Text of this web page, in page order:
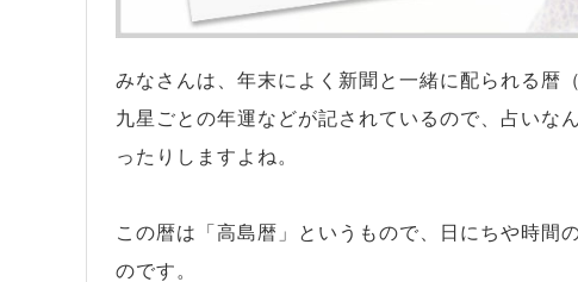
みなさんは、年末によく新聞と一緒に配られる暦
九星ごとの年運などが記されているので、占いな
ったりしますよね。
この暦は「高島暦」というもので、日にちや時間
のです。